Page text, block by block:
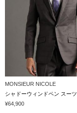
MONSIEUR NICOLE
シャドーウィンドペン スーツ
¥64,900